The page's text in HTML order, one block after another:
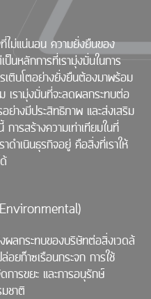
ไม่แน่นอน ความยั่งยืนของ
ป็นหลักการที่เรามุ่งมั่นในการ
เติบโตอย่างยั่งยืนต้องมาพร้อม
เรามุ่งมั่นที่จะลดผลกระทบต่อ
ย่างมีประสิทธิภาพ และส่งเสริม
ารสร้างความเท่าเทียมในที่
ดำเนินธุรกิจอยู่ คือสิ่งที่เราให้
ผลกระทบของบริษัทต่อสิ่งเวดล้
อยก๊าซเรือนกระจก การใช้
การขยะ และการอนุรักษ์
ชาติ